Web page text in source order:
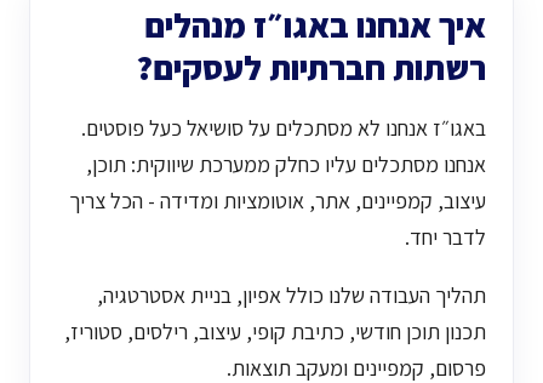
איך אנחנו באגו״ז מנהלים
רשתות חברתיות לעסקים?
באגו״ז אנחנו לא מסתכלים על סושיאל כעל פוסטים.
אנחנו מסתכלים עליו כחלק ממערכת שיווקית: תוכן,
עיצוב, קמפיינים, אתר, אוטומציות ומדידה - הכל צריך
לדבר יחד.
תהליך העבודה שלנו כולל אפיון, בניית אסטרטגיה,
תכנון תוכן חודשי, כתיבת קופי, עיצוב, רילסים, סטוריז,
פרסום, קמפיינים ומעקב תוצאות.